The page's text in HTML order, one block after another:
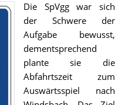
Die SpVgg war sich
der Schwere der
Aufgabe bewusst,
dementsprechend
plante sie die
Abfahrtszeit zum
Auswärtsspiel nach